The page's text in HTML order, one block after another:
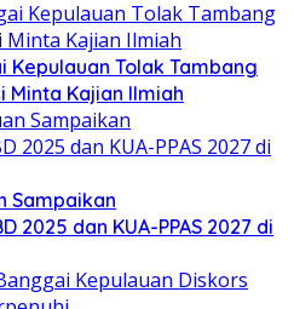
Kepulauan Tolak Tambang
Minta Kajian Ilmiah
Sampaikan
2025 dan KUA-PPAS 2027 di